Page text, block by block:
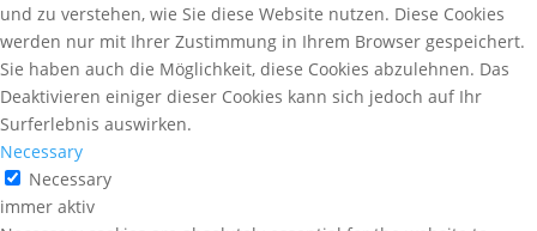
und zu verstehen, wie Sie diese Website nutzen. Diese Cookies
werden nur mit Ihrer Zustimmung in Ihrem Browser gespeichert.
Sie haben auch die Möglichkeit, diese Cookies abzulehnen. Das
Deaktivieren einiger dieser Cookies kann sich jedoch auf Ihr
Surferlebnis auswirken.
Necessary
Necessary
immer aktiv